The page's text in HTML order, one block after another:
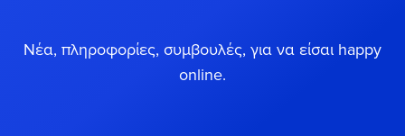
Νέα, πληροφορίες, συμβουλές, για να είσαι happy
online.